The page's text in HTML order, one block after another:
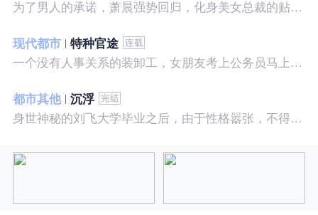
为了男人的承诺，萧晨强势回归，化身美女总裁的贴身保镖，横扫八方之敌，谱写王者传奇！
现代都市
特种官途
一个没有人事关系的装卸工，女朋友考上公务员马上抛弃了他，却是没有想到他也考上了公务员，奇迹般成为高官……
都市其他
沉浮
身世神秘的刘飞大学毕业之后，由于性格嚣张，不得不一而再再而三的面临着重重危机，受到了来自各方面的全方位打压